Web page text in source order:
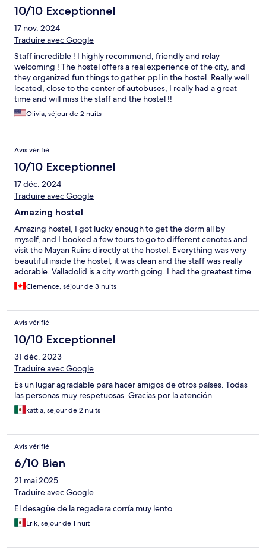
10/10 Exceptionnel
17 nov. 2024
Traduire avec Google
Staff incredible ! I highly recommend, friendly and relay
welcoming ! The hostel offers a real experience of the city, and
they organized fun things to gather ppl in the hostel. Really well
located, close to the center of autobuses, I really had a great
time and will miss the staff and the hostel !!
Olivia, séjour de 2 nuits
Avis vérifié
10/10 Exceptionnel
17 déc. 2024
Traduire avec Google
Amazing hostel
Amazing hostel, I got lucky enough to get the dorm all by
myself, and I booked a few tours to go to different cenotes and
visit the Mayan Ruins directly at the hostel. Everything was very
beautiful inside the hostel, it was clean and the staff was really
adorable. Valladolid is a city worth going. I had the greatest time
there! I honestly didn’t want to leave! Its big enough of a city
but not too big either. There are many things to do, the cenotes
Clemence, séjour de 3 nuits
Avis vérifié
10/10 Exceptionnel
31 déc. 2023
Traduire avec Google
Es un lugar agradable para hacer amigos de otros países. Todas
las personas muy respetuosas. Gracias por la atención.
kattia, séjour de 2 nuits
Avis vérifié
6/10 Bien
21 mai 2025
Traduire avec Google
El desagüe de la regadera corría muy lento
Erik, séjour de 1 nuit